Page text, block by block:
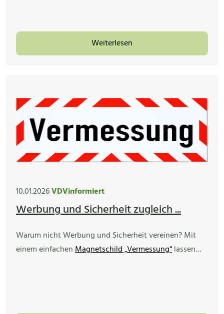
Weiterlesen
10.01.2026VDVinformiert
Werbung und Sicherheit zugleich ...
Warum nicht Werbung und Sicherheit vereinen? Mit
einem einfachenMagnetschild „Vermessung“lassen…